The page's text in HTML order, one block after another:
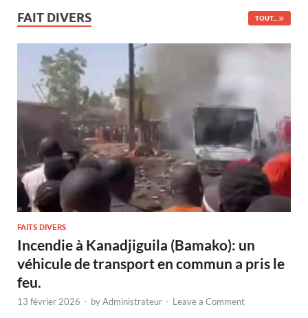
FAIT DIVERS TOUT...
FAITS DIVERS
Incendie à Kanadjiguila (Bamako): un
véhicule de transport en commun a pris le
feu.
13 février 2026 - byAdministrateur - Leave a Comment